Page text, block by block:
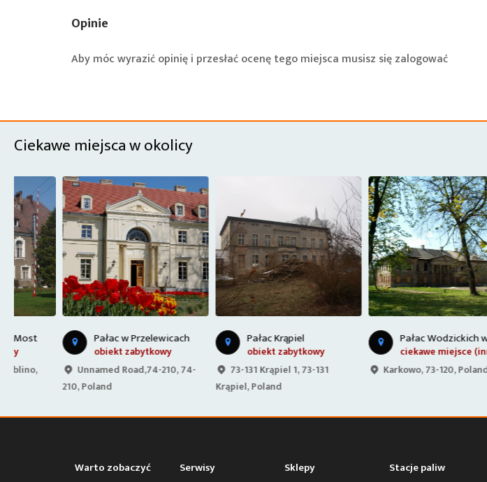
Opinie
Aby móc wyrazić opinię i przesłać ocenę tego miejsca musisz sięzalogować
Ciekawe miejsca w okolicy
Pałac w Przelewicach
obiekt zabytkowy
Unnamed Road,74-210, 74-
210, Poland
Pałac Krąpiel
obiekt zabytkowy
73-131 Krąpiel 1, 73-131
Krąpiel, Poland
P
ałac Wodzickich w Kościelnikach
ciekawe miejsce (inne)
Karkowo, 73-120, Poland
Warto zobaczyć Serwisy Sklepy Stacje paliw